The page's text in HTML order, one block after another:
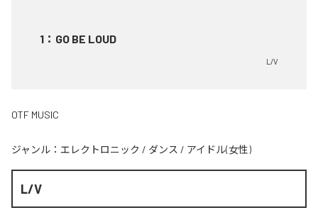
1 ： GO BE LOUD
L/V
OTF MUSIC
ジャンル： エレクトロニック / ダンス / アイドル(女性)
L/V